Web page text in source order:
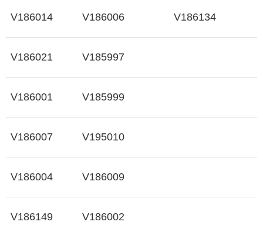
V186014 V186006 V186134
V186021 V185997
V186001 V185999
V186007 V195010
V186004 V186009
V186149 V186002